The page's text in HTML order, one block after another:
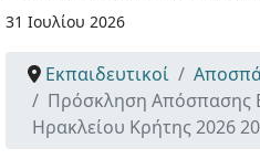
31 Ιουλίου 2026
Εκπαιδευτικοί
Πρόσκληση Απόσπασης
Ηρακλείου Κρήτης 2026